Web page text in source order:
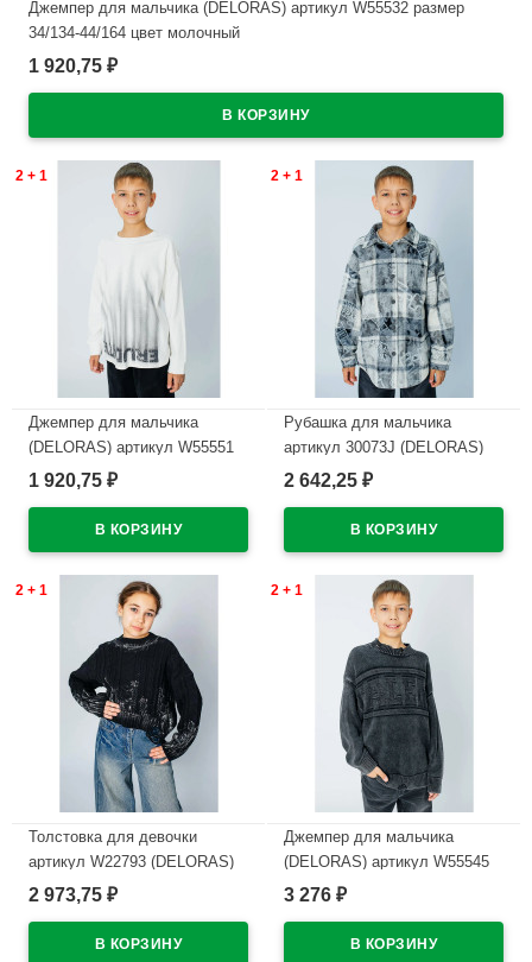
Джемпер для мальчика (DELORAS) артикул W55532 размер
34/134-44/164 цвет молочный
В наличии
1 920,75 ₽
2 + 1
Джемпер для мальчика
(DELORAS) артикул W55551
размер 34/134-44/164 цвет
1 920,75 ₽
2 + 1
Рубашка для мальчика
артикул 30073J (DELORAS)
размер цвет серый
2 642,25 ₽
2 + 1
Толстовка для девочки
артикул W22793 (DELORAS)
размер цвет черный
2 973,75 ₽
2 + 1
Джемпер для мальчика
(DELORAS) артикул W55545
размер 34/134-44/164 цвет
3 276 ₽